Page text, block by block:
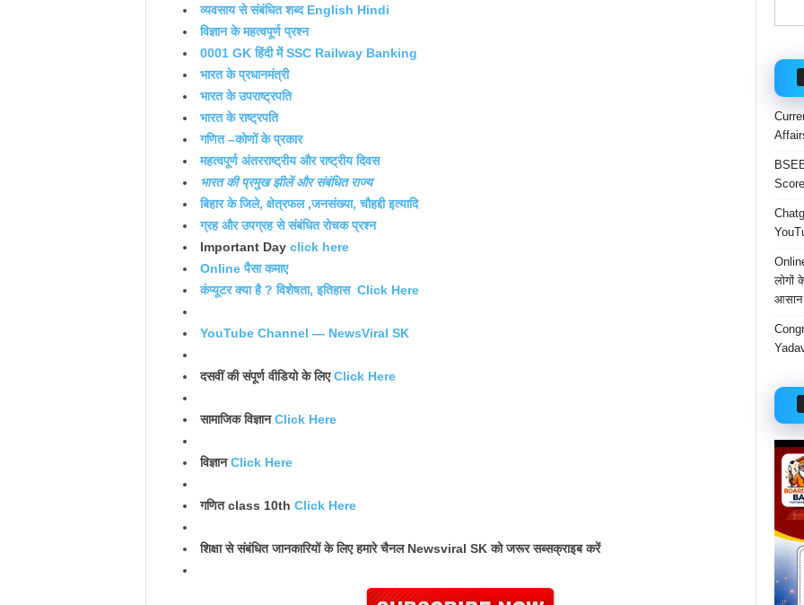
व्यवसाय से संबंधित शब्द English Hindi
विज्ञान के महत्वपूर्ण प्रश्न
0001 GK हिंदी में SSC Railway Banking
भारत के प्रधानमंत्री
भारत के उपराष्ट्रपति
भारत के राष्ट्रपति
गणित –कोणों के प्रकार
महत्वपूर्ण अंतरराष्ट्रीय और राष्ट्रीय दिवस
भारत की प्रमुख झीलें और संबंधित राज्य
बिहार के जिले, क्षेत्रफल ,जनसंख्या, चौहद्दी इत्यादि
ग्रह और उपग्रह से संबंधित रोचक प्रश्न
Important Day click here
Online पैसा कमाए
कंप्यूटर क्या है ? विशेषता, इतिहास Click Here
YouTube Channel — NewsViral SK
दसवीं की संपूर्ण वीडियो के लिएClick Here
सामाजिक विज्ञानClick Here
विज्ञानClick Here
गणित class 10th Click Here
शिक्षा से संबंधित जानकारियों के लिए हमारे चैनल Newsviral SK को जरूर सब्सक्राइब करें
लोगों
आसान